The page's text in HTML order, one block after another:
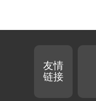
友情
链接